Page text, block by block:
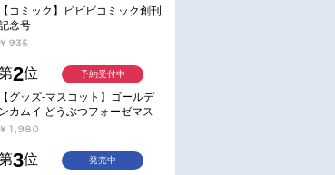
リーヌ、コッコロ、キャル
(CV.M・A・O・伊藤美来・立
花理香)
￥1,430
【コミック】ビビビコミック創刊
念号
￥935
2位
【グッズ-マスコット】ゴールデ
ンカムイ どうぶつフォーゼマス
コット 4.尾形百之助【再販】
￥1,980
予約受付中
3位 発売中